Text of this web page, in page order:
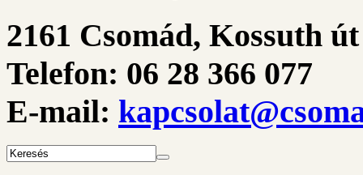
2161 Csomád, Kossuth
Telefon: 06 28 366 077
E-mail: